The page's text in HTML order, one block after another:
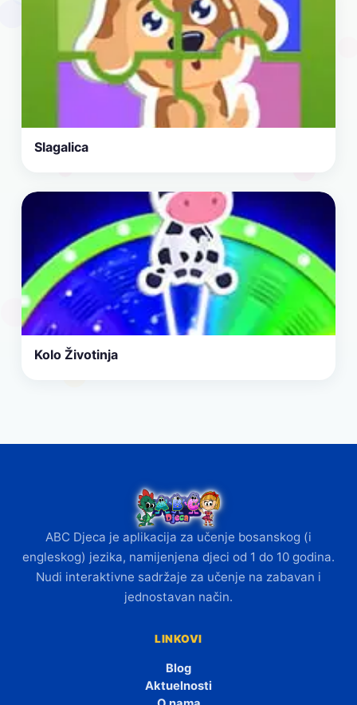
Slagalica
Kolo Životinja
ABC Djeca je aplikacija za učenje bosanskog (i
engleskog) jezika, namijenjena djeci od 1 do 10 godina.
Nudi interaktivne sadržaje za učenje na zabavan i
jednostavan način.
LINKOVI
Blog
Aktuelnosti